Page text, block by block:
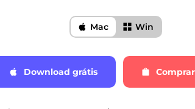
Mac Win
Download grátis